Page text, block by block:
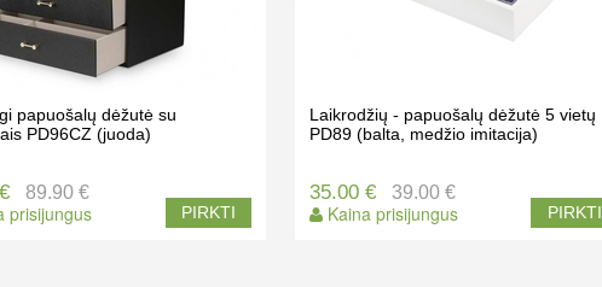
papuošalų dėžutė su
PD96CZ (juoda)
prisijungus
89.90 €
PIRKTI
Laikrodžių - papuošalų dėžutė 5 vietų
PD89 (balta, medžio imitacija)
35.00 €
Kaina prisijungus
39.00 €
PIRKTI